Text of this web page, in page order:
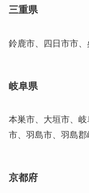
三重県
鈴鹿市、四日市市
岐阜県
本巣市、大垣市、
市、羽島市、羽島郡
京都府